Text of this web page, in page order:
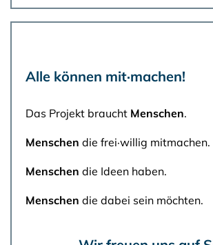
Alle können mit·machen!
Das Projekt braucht Menschen.
Menschen die frei·willig mitmachen.
Menschen die Ideen haben.
Menschen die dabei sein möchten.